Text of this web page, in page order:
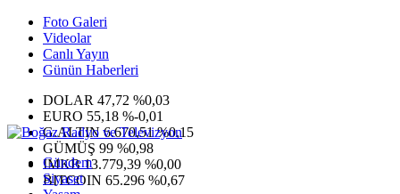
Foto Galeri
Videolar
Canlı Yayın
Günün Haberleri
DOLAR 47,72 %0,03
EURO 55,18 %-0,01
G.ALTIN6.670,51 %0,15
GÜMÜŞ 99 %0,98
IMKB13.779,39 %0,00
BITCOIN 65.296 %0,67
Gündem
Siyaset